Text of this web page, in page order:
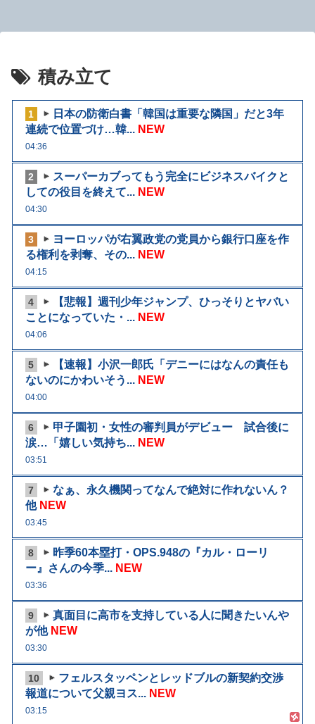
積み立て
1
日本の防衛白書「韓国は重要な隣国」だと3年
連続で位置づけ…韓... NEW
04:36
2
スーパーカブってもう完全にビジネスバイクと
しての役目を終えて... NEW
04:30
3
ヨーロッパが右翼政党の党員から銀行口座を作
る権利を剥奪、その... NEW
04:15
4
【悲報】週刊少年ジャンプ、ひっそりとヤバい
ことになっていた・... NEW
04:06
5
【速報】小沢一郎氏「デニーにはなんの責任も
ないのにかわいそう... NEW
04:00
6
甲子園初・女性の審判員がデビュー 試合後に
涙…「嬉しい気持ち... NEW
03:51
7
なぁ、永久機関ってなんで絶対に作れないん？
他 NEW
03:45
8
昨季60本塁打・OPS.948の『カル・ローリ
ー』さんの今季... NEW
03:36
9
真面目に高市を支持している人に聞きたいんや
が他 NEW
03:30
10
フェルスタッペンとレッドブルの新契約交渉
報道について父親ヨス... NEW
03:15